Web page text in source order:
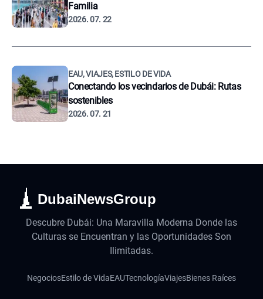
Familia
2026. 07. 22
EAU, VIAJES, ESTILO DE VIDA
Conectando los vecindarios de Dubái: Rutas
sostenibles
2026. 07. 21
DubaiNewsGroup
Descubre Dubái: Una Maravilla Moderna Donde las
Culturas se Encuentran y las Oportunidades Son
Ilimitadas.
NegociosEstilo de VidaEAUTecnologíaViajesBienes Raíces